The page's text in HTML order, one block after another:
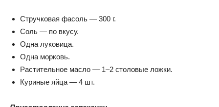
Стручковая фасоль — 300 г.
Соль — по вкусу.
Одна луковица.
Одна морковь.
Растительное масло — 1–2 столовые ложки.
Куриные яйца — 4 шт.